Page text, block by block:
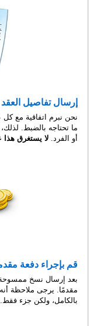
إرسال تفاصيل العقد
نحن نبرم اتفاقية مع
ما تحتاجه بالضبط.
أو الفرد.لا يستغرق هذا
قم بإجراء دفعة
بعد إرسال نسخ ممسوحة
بالكامل، ولكن جزء